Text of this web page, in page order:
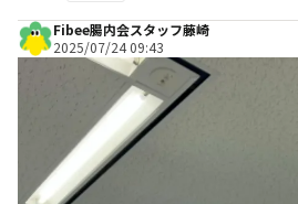
Fibee腸内会スタッフ藤崎
2025/07/24 09:43